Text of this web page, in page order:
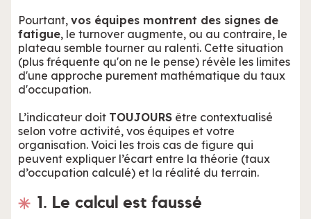
Pourtant, vos équipes montrent des signes de
fatigue, le turnover augmente, ou au contraire, le
plateau semble tourner au ralenti. Cette situation
(plus fréquente qu'on ne le pense) révèle les limites
d'une approche purement mathématique du taux
d'occupation.
L’indicateur doit TOUJOURS être contextualisé
selon votre activité, vos équipes et votre
organisation. Voici les trois cas de figure qui
peuvent expliquer l’écart entre la théorie (taux
d’occupation calculé) et la réalité du terrain.
1. Le calcul est faussé